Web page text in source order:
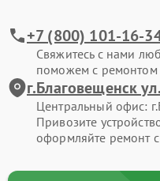
+7 (800) 101-16-
Свяжитесь с нами
поможем с ремонтом
г.Благовещенск
Центральный офис:
Привозите
оформляйте ремонт